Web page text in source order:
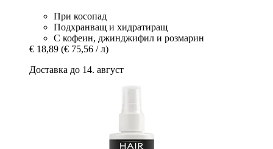
При косопад
Подхранващ и хидратиращ
С кофеин, джинджифил и розмарин
€ 18,89 (€ 75,56 / л)
Доставка до 14. август